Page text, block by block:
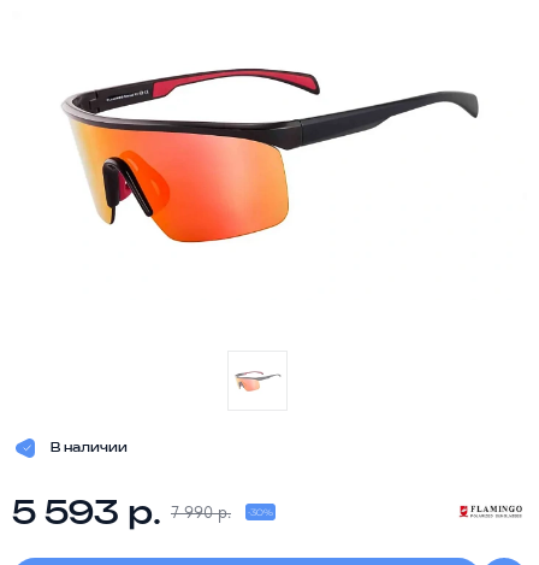
В наличии
5 593 р. 7 990 р. -30%